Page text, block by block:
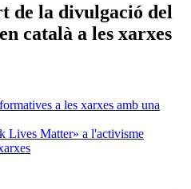
la divulgació del
català a les xarxes
a les xarxes amb una
Lives Matter» a l'activisme